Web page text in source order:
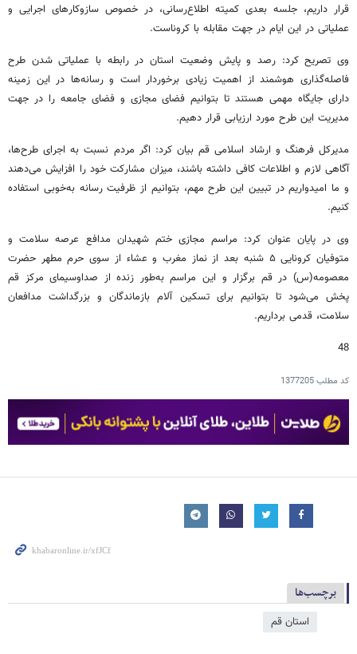
قرار داریم، جلسه بعدی کمیته اطلاع‌رسانی، در خصوص سازوکارهای اجرایی و
عملیاتی در این ایام در جهت مقابله با کروناست.
وی تصریح کرد: رصد و پایش وضعیت استان در رابطه با عملیاتی شدن طرح
فاصله‌گذاری هوشمند از اهمیت زیادی برخوردار است و رسانه‌ها در این زمینه
دارای جایگاه مهمی هستند تا بتوانیم فضای مجازی و فضای جامعه را در جهت
مدیریت این طرح مورد ارزیابی قرار دهیم.
مدیرکل فرهنگ و ارشاد اسلامی قم بیان کرد: اگر مردم نسبت به اجرای طرح‌ها،
آگاهی لازم و اطلاعات کافی داشته باشند، میزان مشارکت خود را افزایش می‌دهند
و ما امیدواریم در تبیین این طرح مهم، بتوانیم از ظرفیت رسانه به‌خوبی استفاده
کنیم.
وی در پایان عنوان کرد: مراسم مجازی ختم شهیدان مدافع عرصه سلامت و
متوفیان کرونایی ۵ شنبه بعد از نماز مغرب و عشاء از سوی حرم مطهر حضرت
معصومه(س) در قم برگزار و این مراسم به‌طور زنده از صداوسیمای مرکز قم
پخش می‌شود تا بتوانیم برای تسکین آلام بازماندگان و بزرگداشت مدافعان
سلامت، قدمی برداریم.
48
کد مطلب1377205
برچسب‌ها
استان قم